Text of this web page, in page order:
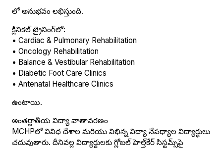
లో అనుభవం లభిస్తుంది.
క్లినికల్ ట్రైనింగ్‌లో:
• Cardiac & Pulmonary Rehabilitation
• Oncology Rehabilitation
• Balance & Vestibular Rehabilitation
• Diabetic Foot Care Clinics
• Antenatal Healthcare Clinics
ఉంటాయి.
అంతర్జాతీయ విద్యా వాతావరణం
MCHPలో వివిధ దేశాల మరియు విభిన్న విద్యా నేపథ్యాల విద్యార్థులు
చదువుతారు. దీనివల్ల విద్యార్థులకు గ్లోబల్ హెల్త్‌కేర్ సిస్టమ్స్‌పై